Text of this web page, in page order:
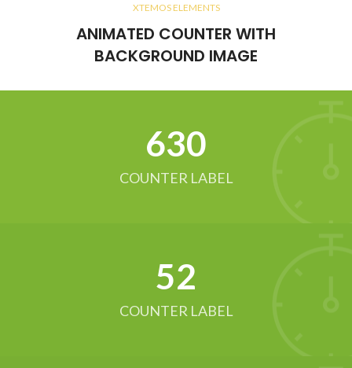
XTEMOS ELEMENTS
ANIMATED COUNTER WITH
BACKGROUND IMAGE
634
COUNTER LABEL
52
COUNTER LABEL